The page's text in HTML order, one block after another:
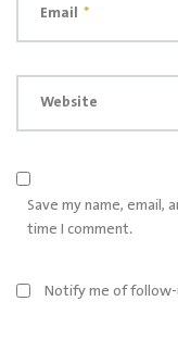
Email *
Website
Save my name,
time I comment.
Notify me of